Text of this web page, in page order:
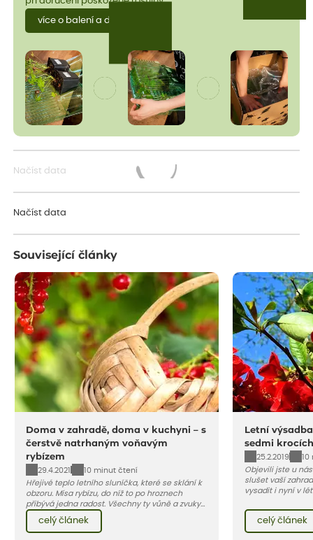
více o balení a dopravě
Načíst data
Načíst data
Související články
Doma v zahradě, doma v kuchyni – s
čerstvě natrhaným voňavým
rybízem
29.4.2021
10 minut čtení
Hřejivé teplo letního sluníčka, které se sklání k
obzoru. Mísa rybízu, do níž to po hroznech
přibývá jedna radost. Všechny ty vůně a zvuky
červencové zahrady. Sklizeň rybízu do kuchyně
vnese neuvěřitelný klid a radost. A taky trochu
bezstarostnosti dětství při mlsání babiččina
celý článek
Letní
sedmi krocích
25.2.2019
10
Objevili jste u
slušet vaší
vysadit i nyní v
celý rok – nyní
vody než na jaře
celý článek